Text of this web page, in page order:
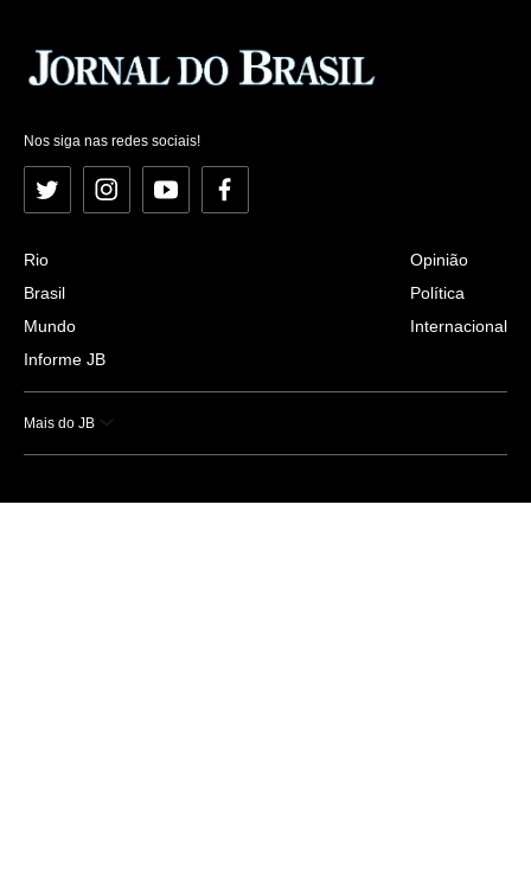
Nos siga nas redes sociais!
Twitter InstagramYouTubeFacebook
Rio
Brasil
Mundo
Informe JB
Opinião
Política
Internacional
Mais do JB
Esportes